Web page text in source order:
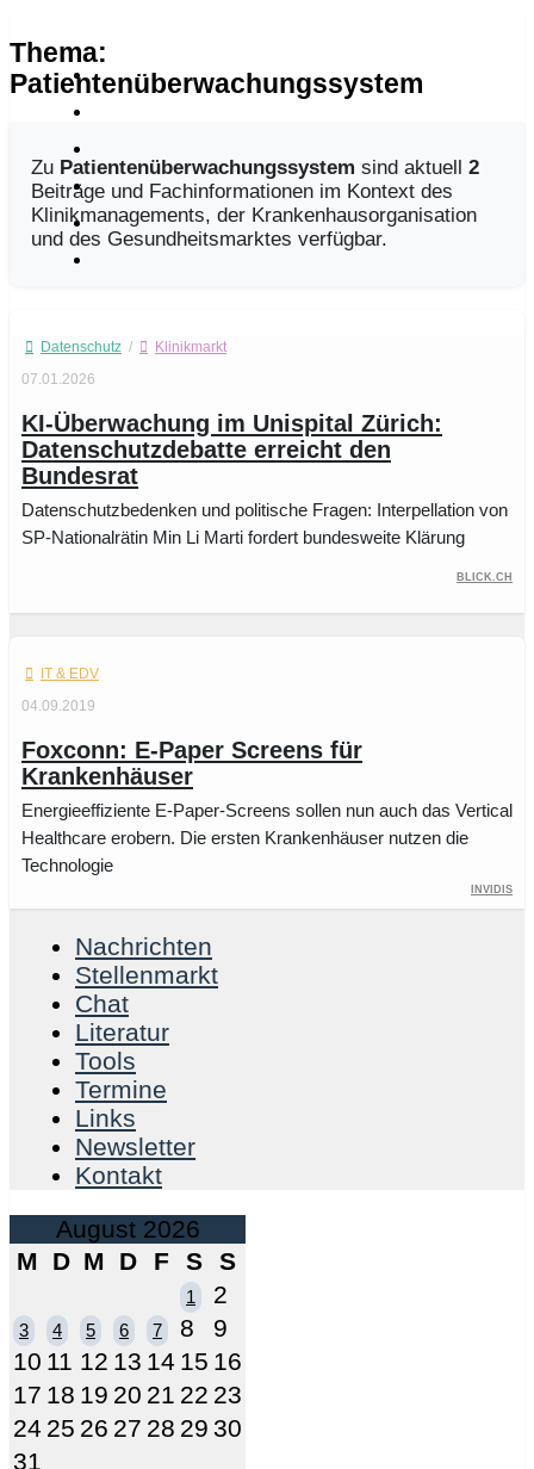
Thema:
Patientenüberwachungssystem
Zu Patientenüberwachungssystem sind aktuell 2
Beiträge und Fachinformationen im Kontext des
Klinikmanagements, der Krankenhausorganisation
und des Gesundheitsmarktes verfügbar.
Datenschutz /
Klinikmarkt
07.01.2026
KI-Überwachung im Unispital Zürich:
Datenschutzdebatte erreicht den
Bundesrat
Datenschutzbedenken und politische Fragen: Interpellation von
SP-Nationalrätin Min Li Marti fordert bundesweite Klärung
Blick.ch
IT & EDV
04.09.2019
Foxconn: E-Paper Screens für
Krankenhäuser
Energieeffiziente E-Paper-Screens sollen nun auch das Vertical
Healthcare erobern. Die ersten Krankenhäuser nutzen die
Technologie
invidis
Nachrichten
Stellenmarkt
Chat
Literatur
Tools
Termine
Links
Newsletter
Kontakt
August 2026
M
D M D F S S
1 2
3 4 5 6 7 8
9
10 11 12 13 14 15 16
17 18 19 20 21 22 23
24 25 26 27 28 29 30
31